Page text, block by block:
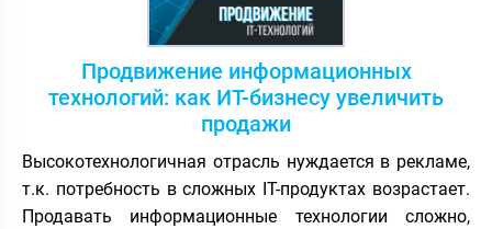
Продвижение информационных
технологий: как ИТ-бизнесу увеличить
продажи
Высокотехнологичная отрасль нуждается в рекламе,
т.к. потребность в сложных IT-продуктах возрастает.
Продавать информационные технологии сложно,